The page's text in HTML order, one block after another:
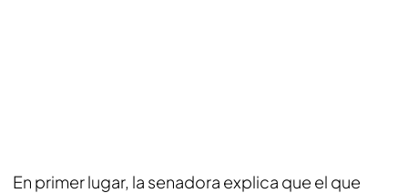
En primer lugar, la senadora explica que el que